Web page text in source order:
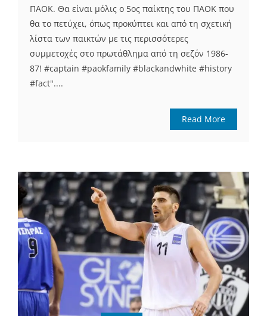
ΠΑΟΚ. Θα είναι μόλις ο 5ος παίκτης του ΠΑΟΚ που
θα το πετύχει, όπως προκύπτει και από τη σχετική
λίστα των παικτών με τις περισσότερες
συμμετοχές στο πρωτάθλημα από τη σεζόν 1986-
87! #captain #paokfamily #blackandwhite #history
#fact"....
Read More